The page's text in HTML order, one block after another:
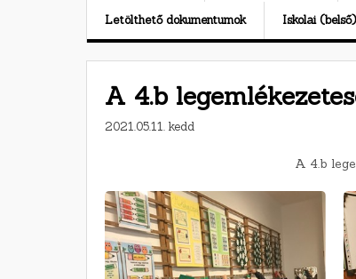
Letölthető dokumentumok Iskolai
A 4.b
2021.05.11. kedd
A 4.b